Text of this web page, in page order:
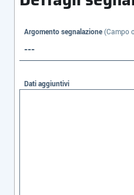
Argomento segnalazione(Campo
---
Dati aggiuntivi